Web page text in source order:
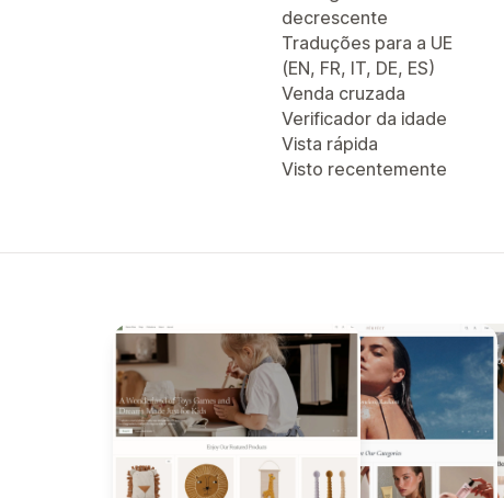
decrescente
Traduções para a UE
(EN, FR, IT, DE, ES)
Venda cruzada
Verificador da idade
Vista rápida
Visto recentemente